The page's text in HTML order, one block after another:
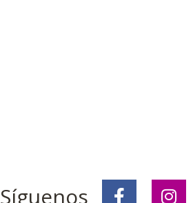
Síguenos